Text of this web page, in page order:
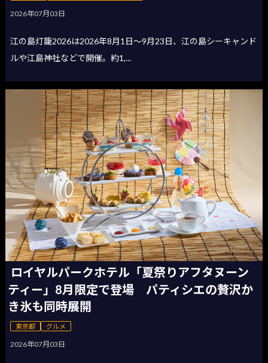
2026年07月03日
江の島灯籠2026は2026年8月1日〜9月23日、江の島シーキャンド
ルや江島神社などで開催。約1,...
ロイヤルパークホテル「夏祭りアフタヌーン
ティー」8月限定で登場 パティシエの贅沢か
き氷も同時展開
東京都 グルメ
2026年07月03日